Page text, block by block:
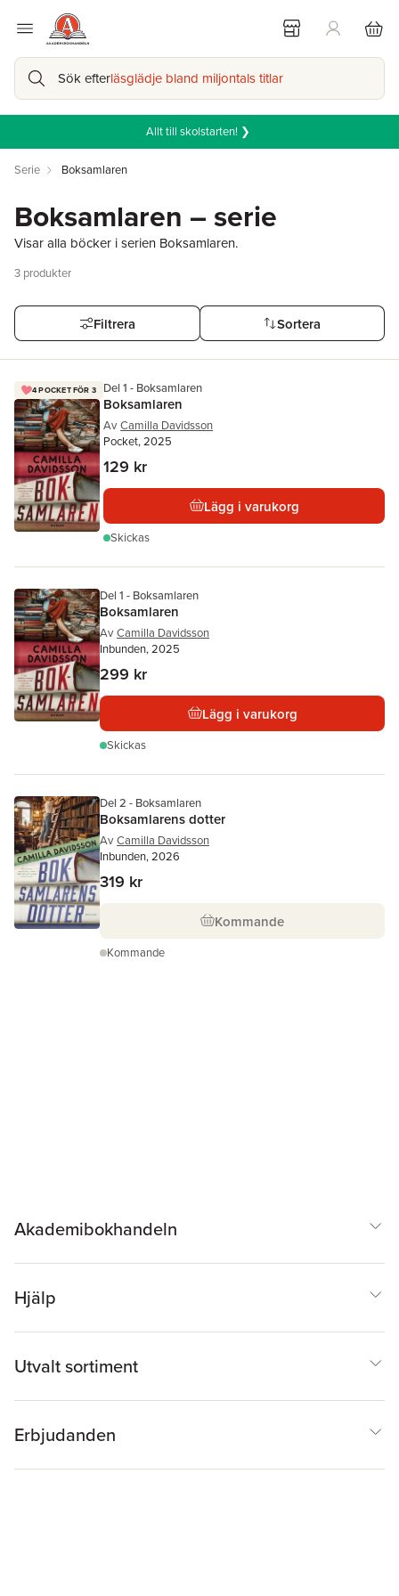
Sök efterläsglädje bland miljontals titlar
Allt till skolstarten! ❯
Serie Boksamlaren
Boksamlaren – serie
Visar alla böcker i serien Boksamlaren.
3 produkter
Filtrera Sortera
4 POCKET FÖR 3 Del 1 - Boksamlaren
Boksamlaren
Av Camilla Davidsson
Pocket, 2025
129 kr
Lägg i varukorg
Skickas
Del 1 - Boksamlaren
Boksamlaren
Av Camilla Davidsson
Inbunden, 2025
299 kr
Lägg i varukorg
Skickas
Del 2 - Boksamlaren
Boksamlarens dotter
Av Camilla Davidsson
Inbunden, 2026
319 kr
Kommande
Kommande
Akademibokhandeln
Hjälp
Utvalt sortiment
Erbjudanden